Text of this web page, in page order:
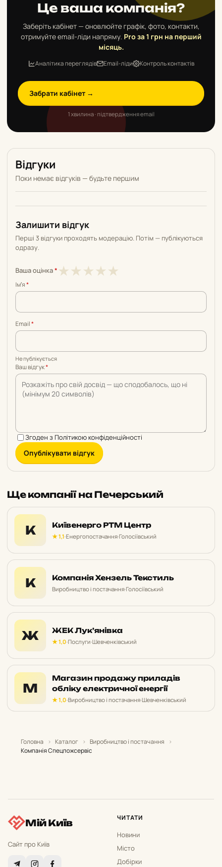
Це ваша компанія?
Заберіть кабінет — оновлюйте графік, фото, контакти,
отримуйте email-ліди напряму. Pro за 1 грн на перший
місяць.
Аналітика переглядів Email-ліди Контроль контактів
Забрати кабінет →
1 хвилина · підтвердження email
Відгуки
Поки немає відгуків — будьте першим
Залишити відгук
Перші 3 відгуки проходять модерацію. Потім — публікуються
одразу.
Ваша оцінка* ★
5
★4
5
★3
5
★2
5
★1
5
Імʼя*
Email*
Не публікується
Ваш відгук*
Згоден з Політикою конфіденційності
Опублікувати відгук
Ще компанії на Печерський
К Київенерго РТМ Центр
★ 1,1·Енергопостачання·Голосіївський
К Компанія Хензель Текстиль
Виробництво і постачання·Голосіївський
Ж ЖЕК Лук’янівка
★ 1,0·Послуги·Шевченківський
М
Магазин продажу приладів
обліку електричної енергії
★ 1,0·Виробництво і постачання·Шевченківський
Головна › Каталог › Виробництво і постачання
›
Компанія Спецпожсервіс
Мій Київ
Сайт про Київ
ЧИТАТИ
Новини
Місто
Добірки